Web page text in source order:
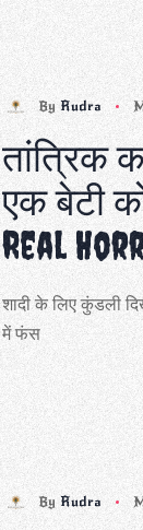
ByRudra
तांत्रिक
एक बेटी
Real
शादी के लिए कुंडली
में फंस
ByRudra